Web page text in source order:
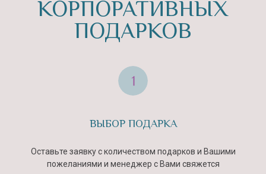
ВЫБОР ПОДАРКА
Оставьте заявку с количеством подарков и Вашими
пожеланиями и менеджер с Вами свяжется
подарки в фирменных цветах Вашей
подходим креативно и учитываем все
БРЕНДИРОВАНИЕ